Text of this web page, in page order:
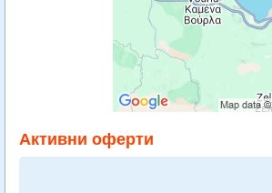
Активни оферти